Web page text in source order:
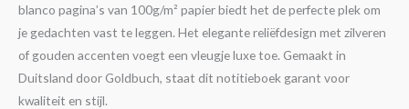
blanco pagina’s van 100g/m² papier biedt het de perfecte plek om
je gedachten vast te leggen. Het elegante reliëfdesign met zilveren
of gouden accenten voegt een vleugje luxe toe. Gemaakt in
Duitsland door Goldbuch, staat dit notitieboek garant voor
kwaliteit en stijl.